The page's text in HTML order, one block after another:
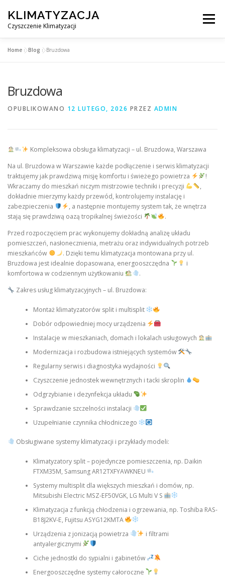
treści
KLIMATYZACJA
Czyszczenie Klimatyzacji
Menu
OBSŁUGIWANE MIASTA POD WARSZAWĄ
Home »Blog »Bruzdowa
Bruzdowa
OPUBLIKOWANO 12 LUTEGO, 2026 PRZEZ ADMIN
Kompleksowa obsługa klimatyzacji – ul. Bruzdowa, Warszawa
Na ul. Bruzdowa w Warszawie każde podłączenie i serwis klimatyzacji
traktujemy jak prawdziwą misję komfortu i świeżego powietrza
!
Wkraczamy do mieszkań niczym mistrzowie techniki i precyzji
,
dokładnie mierzymy każdy przewód, kontrolujemy instalację i
zabezpieczenia
, a następnie montujemy system tak, że wnętrza
stają się prawdziwą oazą tropikalnej świeżości
.
Przed rozpoczęciem prac wykonujemy dokładną analizę układu
pomieszczeń, nasłonecznienia, metrażu oraz indywidualnych potrzeb
mieszkańców
. Dzięki temu klimatyzacja montowana przy ul.
Bruzdowa jest idealnie dopasowana, energooszczędna
i
komfortowa w codziennym użytkowaniu
.
Zakres usług klimatyzacyjnych – ul. Bruzdowa:
Montaż klimatyzatorów split i multisplit
Dobór odpowiedniej mocy urządzenia
Instalacje w mieszkaniach, domach i lokalach usługowych
Modernizacja i rozbudowa istniejących systemów
Regularny serwis i diagnostyka wydajności
Czyszczenie jednostek wewnętrznych i tacki skroplin
Odgrzybianie i dezynfekcja układu
Sprawdzanie szczelności instalacji
Uzupełnianie czynnika chłodniczego
Obsługiwane systemy klimatyzacji i przykłady modeli:
Klimatyzatory split – pojedyncze pomieszczenia, np. Daikin
FTXM35M, Samsung AR12TXFYAWKNEU
Systemy multisplit dla większych mieszkań i domów, np.
Mitsubishi Electric MSZ-EF50VGK, LG Multi V S
Klimatyzacja z funkcją chłodzenia i ogrzewania, np. Toshiba RAS-
B18J2KV-E, Fujitsu ASYG12KMTA
Urządzenia z jonizacją powietrza
i filtrami
antyalergicznymi
Ciche jednostki do sypialni i gabinetów
Energooszczędne systemy całoroczne